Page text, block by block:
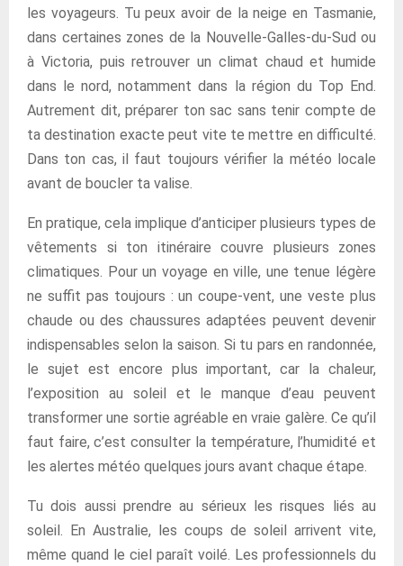
les voyageurs. Tu peux avoir de la neige en Tasmanie,
dans certaines zones de la Nouvelle-Galles-du-Sud ou
à Victoria, puis retrouver un climat chaud et humide
dans le nord, notamment dans la région du Top End.
Autrement dit, préparer ton sac sans tenir compte de
ta destination exacte peut vite te mettre en difficulté.
Dans ton cas, il faut toujours vérifier la météo locale
avant de boucler ta valise.
En pratique, cela implique d’anticiper plusieurs types de
vêtements si ton itinéraire couvre plusieurs zones
climatiques. Pour un voyage en ville, une tenue légère
ne suffit pas toujours : un coupe-vent, une veste plus
chaude ou des chaussures adaptées peuvent devenir
indispensables selon la saison. Si tu pars en randonnée,
le sujet est encore plus important, car la chaleur,
l’exposition au soleil et le manque d’eau peuvent
transformer une sortie agréable en vraie galère. Ce qu’il
faut faire, c’est consulter la température, l’humidité et
les alertes météo quelques jours avant chaque étape.
Tu dois aussi prendre au sérieux les risques liés au
soleil. En Australie, les coups de soleil arrivent vite,
même quand le ciel paraît voilé. Les professionnels du